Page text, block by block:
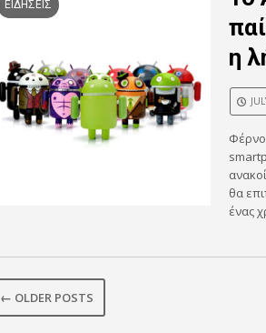
ΕΙΔΗΣΕΙΣ
η
θα
ένας
← OLDER POSTS